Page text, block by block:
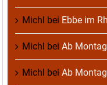
Michl bei Ebbe im
Michl bei Ab
Michl bei Ab